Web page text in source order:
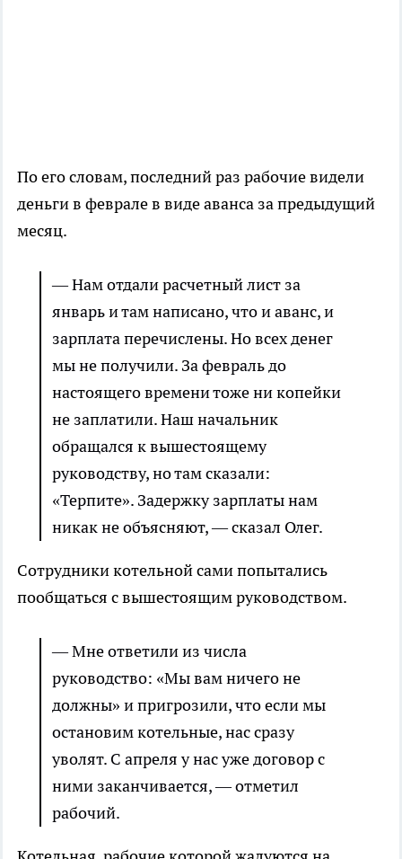
По его словам, последний раз рабочие видели
деньги в феврале в виде аванса за предыдущий
месяц.
— Нам отдали расчетный лист за
январь и там написано, что и аванс, и
зарплата перечислены. Но всех денег
мы не получили. За февраль до
настоящего времени тоже ни копейки
не заплатили. Наш начальник
обращался к вышестоящему
руководству, но там сказали:
«Терпите». Задержку зарплаты нам
никак не объясняют, — сказал Олег.
Сотрудники котельной сами попытались
пообщаться с вышестоящим руководством.
— Мне ответили из числа
руководство: «Мы вам ничего не
должны» и пригрозили, что если мы
остановим котельные, нас сразу
уволят. С апреля у нас уже договор с
ними заканчивается, — отметил
рабочий.